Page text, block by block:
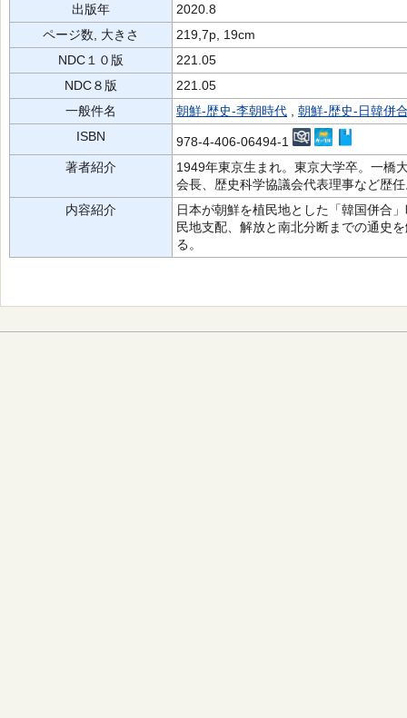
出版年
2020.8
ページ数, 大きさ
219,7p, 19cm
NDC１０版
221.05
NDC８版
221.05
一般件名
朝鮮-歴史-李朝時代
朝鮮-歴史-日韓併
ISBN
978-4-406-06494-1
著者紹介
1949年東京生まれ。東京大学卒。一橋
会長、歴史科学協議会代表理事など歴
内容紹介
日本が朝鮮を植民地とした「韓国併合
民地支配、解放と南北分断までの通史
る。